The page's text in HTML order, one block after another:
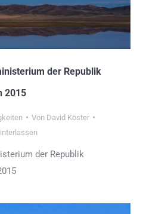
der Republik
2015
Von David Köster
der Republik